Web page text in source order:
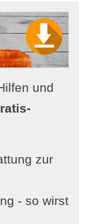
und
zur
- so wirst